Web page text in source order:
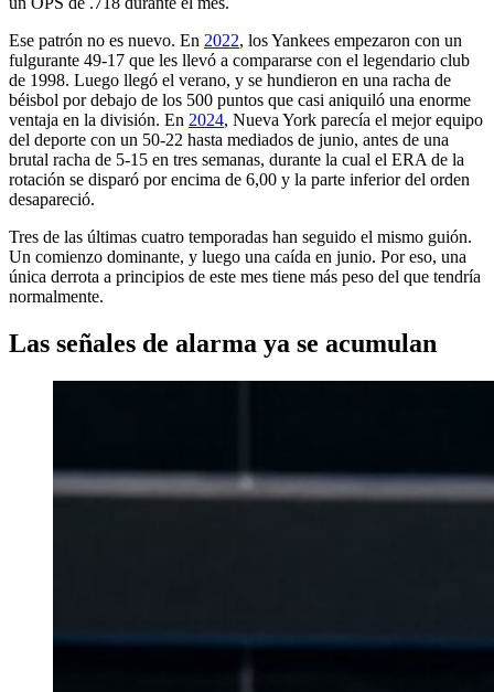
Ese patrón no es nuevo. En 2022, los Yankees empezaron con un
fulgurante 49-17 que les llevó a compararse con el legendario club
de 1998. Luego llegó el verano, y se hundieron en una racha de
béisbol por debajo de los 500 puntos que casi aniquiló una enorme
ventaja en la división. En 2024, Nueva York parecía el mejor equipo
del deporte con un 50-22 hasta mediados de junio, antes de una
brutal racha de 5-15 en tres semanas, durante la cual el ERA de la
rotación se disparó por encima de 6,00 y la parte inferior del orden
desapareció.
Tres de las últimas cuatro temporadas han seguido el mismo guión.
Un comienzo dominante, y luego una caída en junio. Por eso, una
única derrota a principios de este mes tiene más peso del que tendría
normalmente.
Las señales de alarma ya se acumulan